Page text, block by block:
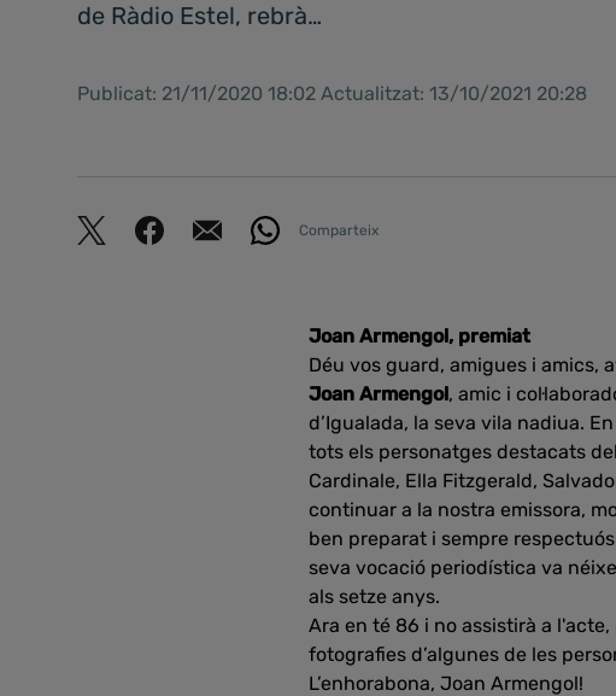
de Ràdio Estel, rebrà…
Publicat: 21/11/2020 18:02 Actualitzat: 13/10/2021 20:28
Comparteix
Joan Armengol, premiat
Déu vos guard, amigues i amics,
Joan Armengol, amic i
d’Igualada, la seva vila nadiua.
tots els personatges destacats
Cardinale, Ella Fitzgerald,
continuar a la nostra emissora,
ben preparat i sempre
seva vocació periodística va
als setze anys.
Ara en té 86 i no assistirà a
fotografies d’algunes de les
L’enhorabona, Joan Armengol!